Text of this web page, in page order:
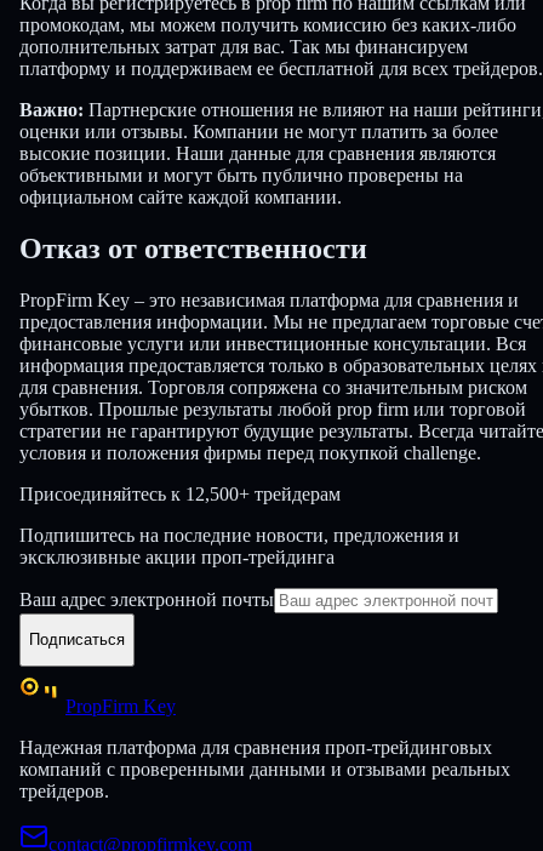
промокодам, мы можем получить комиссию без каких-либо
дополнительных затрат для вас. Так мы финансируем
платформу и поддерживаем ее бесплатной для всех трейдеров.
Важно: Партнерские отношения не влияют на наши
оценки или отзывы. Компании не могут платить за более
высокие позиции. Наши данные для сравнения являются
объективными и могут быть публично проверены на
официальном сайте каждой компании.
Отказ от ответственности
PropFirm Key – это независимая платформа для сравнения и
предоставления информации. Мы не предлагаем торговые
финансовые услуги или инвестиционные консультации. Вся
информация предоставляется только в образовательных целях
для сравнения. Торговля сопряжена со значительным риском
убытков. Прошлые результаты любой prop firm или торговой
стратегии не гарантируют будущие результаты. Всегда читайте
условия и положения фирмы перед покупкой challenge.
Присоединяйтесь к 12,500+ трейдерам
Подпишитесь на последние новости, предложения и
эксклюзивные акции проп-трейдинга
Ваш адрес электронной почты
Подписаться
PropFirm Key
Надежная платформа для сравнения проп-трейдинговых
компаний с проверенными данными и отзывами реальных
трейдеров.
contact@propfirmkey.com